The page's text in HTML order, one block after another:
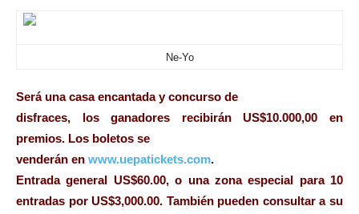
Ne-Yo
Será una casa encantada y concurso de
disfraces, los ganadores recibirán US$10.000,00 en
premios. Los boletos se
venderán en www.uepatickets.com.
Entrada general US$60.00, o una zona especial para 10
entradas por US$3,000.00. También pueden consultar a su